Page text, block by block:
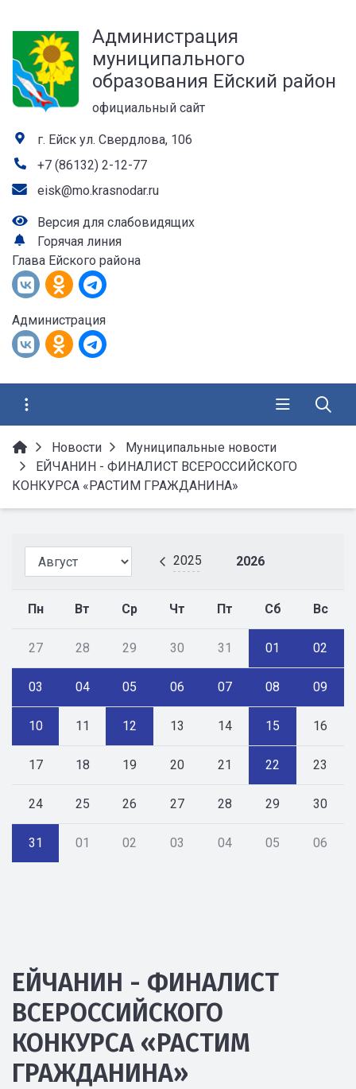
Администрация
муниципального
образования Ейский район
официальный сайт
г. Ейск ул. Свердлова, 106
+7 (86132) 2-12-77
eisk@mo.krasnodar.ru
Версия для слабовидящих
Горячая линия
Глава Ейского района
Администрация
Новости
Муниципальные новости
ЕЙЧАНИН - ФИНАЛИСТ ВСЕРОССИЙСКОГО
КОНКУРСА «РАСТИМ ГРАЖДАНИНА»
2025 2026
Пн Вт Ср Чт Пт Сб Вс
27 28 29 30 31 01 02
03 04 05 06 07 08 09
10 11 12 13 14 15 16
17 18 19 20 21 22 23
24 25 26 27 28 29 30
31 01 02 03 04 05 06
ЕЙЧАНИН - ФИНАЛИСТ
ВСЕРОССИЙСКОГО
КОНКУРСА «РАСТИМ
ГРАЖДАНИНА»